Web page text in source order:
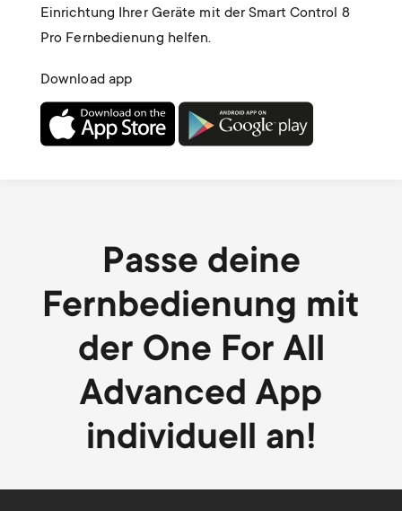
Einrichtung Ihrer Geräte mit der Smart Control 8
Pro Fernbedienung helfen.
Download app
Passe deine
Fernbedienung mit
der One For All
Advanced App
individuell an!